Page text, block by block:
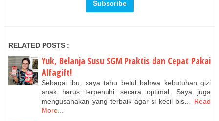
RELATED POSTS :
Yuk, Belanja Susu SGM Praktis dan Cepat Pakai
Alfagift!
Sebagai ibu, saya tahu betul bahwa kebutuhan gizi
anak harus terpenuhi secara optimal. Saya juga
mengusahakan yang terbaik agar si kecil bis…
Read
More...